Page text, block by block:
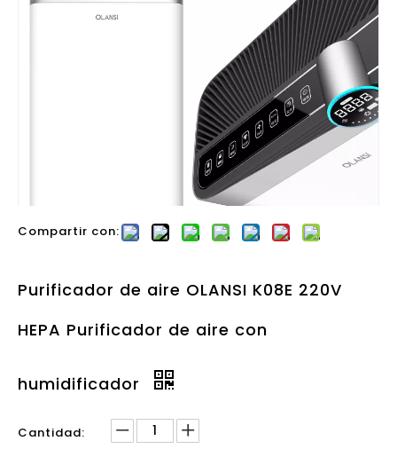
Compartir con:
Purificador de aire OLANSI K08E 220V
HEPA Purificador de aire con
humidificador
Cantidad: